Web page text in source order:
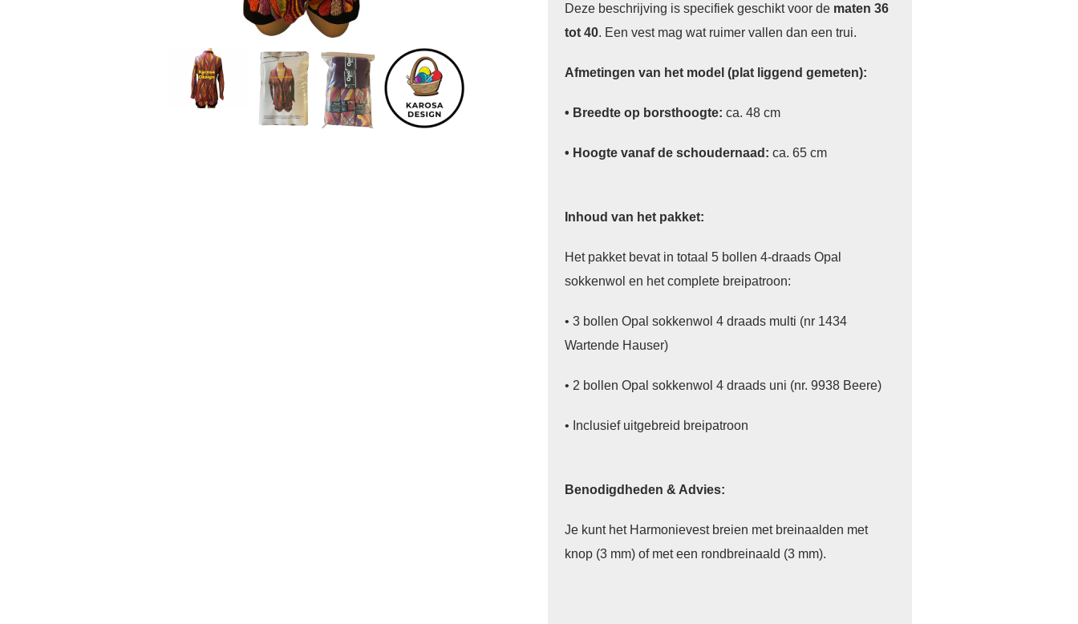
Deze beschrijving is specifiek geschikt voor de maten 36
tot 40. Een vest mag wat ruimer vallen dan een trui.
Afmetingen van het model (plat liggend gemeten):
• Breedte op borsthoogte: ca. 48 cm
• Hoogte vanaf de schoudernaad: ca. 65 cm
Inhoud van het pakket:
Het pakket bevat in totaal 5 bollen 4-draads Opal
sokkenwol en het complete breipatroon:
• 3 bollen Opal sokkenwol 4 draads multi (nr 1434
Wartende Hauser)
• 2 bollen Opal sokkenwol 4 draads uni (nr. 9938 Beere)
• Inclusief uitgebreid breipatroon
Benodigdheden & Advies:
Je kunt het Harmonievest breien met breinaalden met
knop (3 mm) of met een rondbreinaald (3 mm).